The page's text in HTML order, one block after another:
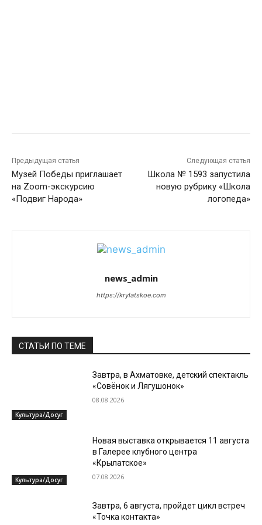
Предыдущая статья
Музей Победы приглашает
на Zoom-экскурсию
«Подвиг Народа»
Следующая статья
Школа № 1593 запустила
новую рубрику «Школа
логопеда»
news_admin
https://krylatskoe.com
СТАТЬИ ПО ТЕМЕ
Культура/Досуг
Завтра, в Ахматовке, детский спектакль
«Совёнок и Лягушонок»
08.08.2026
Культура/Досуг
Новая выставка открывается 11 августа
в Галерее клубного центра
«Крылатское»
07.08.2026
Завтра, 6 августа, пройдет цикл встреч
«Точка контакта»